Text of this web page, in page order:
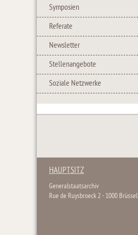
Symposien
Referate
Newsletter
Stellenangebote
Soziale Netzwerke
HAUPTSITZ
Generalstaatsarchiv
Rue de Ruysbroeck 2 - 1000 Brüssel